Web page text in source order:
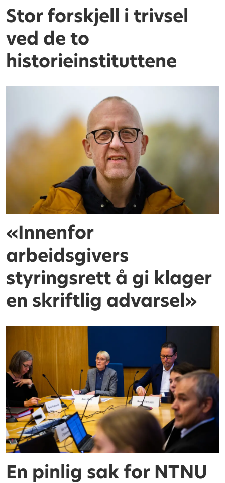
Stor forskjell i trivsel
ved de to
historieinstituttene
«Innenfor
arbeidsgivers
styringsrett å gi klager
en skriftlig advarsel»
En pinlig sak for NTNU